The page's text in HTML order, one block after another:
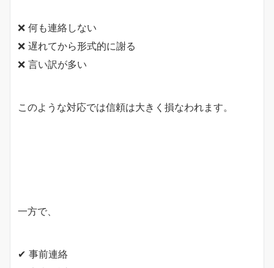
❌ 何も連絡しない
❌ 遅れてから形式的に謝る
❌ 言い訳が多い
このような対応では信頼は大きく損なわれます。
一方で、
✔ 事前連絡